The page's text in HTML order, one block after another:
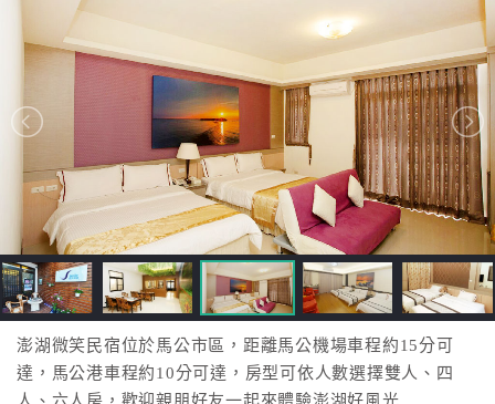
台
房
直
接
跟
飯
店
訂
房
HOT
澎湖微笑民宿位於馬公市區，距離馬公機場車程約15分可
達，馬公港車程約10分可達，房型可依人數選擇雙人、四